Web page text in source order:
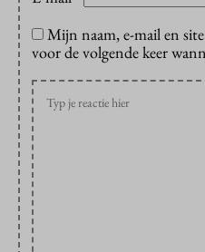
Mijn naam, e-mail en
voor de volgende keer